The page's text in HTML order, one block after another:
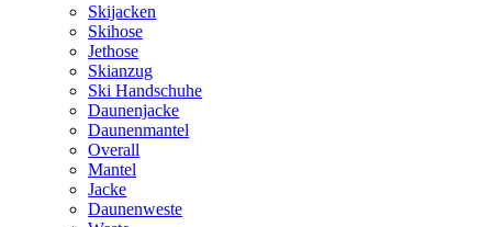
Skijacken
Skihose
Jethose
Skianzug
Ski Handschuhe
Daunenjacke
Daunenmantel
Overall
Mantel
Jacke
Daunenweste